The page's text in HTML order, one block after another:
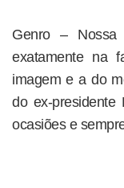
Genro – Nossa
exatamente na
imagem e a do
do ex-
ocasiões e